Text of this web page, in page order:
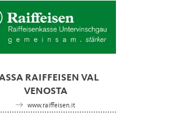
RAIFFEISEN VAL
VENOSTA
www.raiffeisen.it